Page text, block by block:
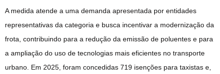
A medida atende a uma demanda apresentada por entidades
representativas da categoria e busca incentivar a modernização da
frota, contribuindo para a redução da emissão de poluentes e para
a ampliação do uso de tecnologias mais eficientes no transporte
urbano. Em 2025, foram concedidas 719 isenções para taxistas e,